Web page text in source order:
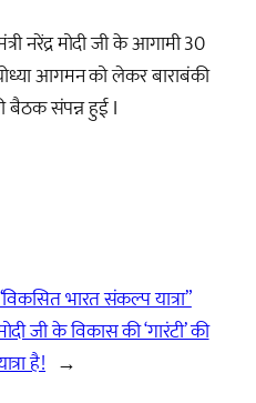
नरेंद्र मोदी जी के आगामी 30
आगमन को लेकर बाराबंकी
बैठक संपन्न हुई I
भारत संकल्प यात्रा”
जी के विकास की ‘गारंटी’ की
है! →